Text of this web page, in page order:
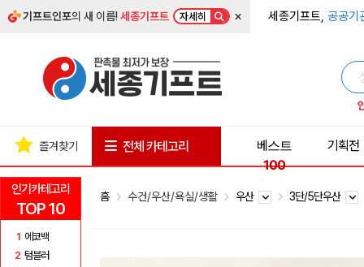
기프트인포의 새 이름!세종기프트 자세히 × 세종기프트, 공공기
인기카테고리
TOP 10
1 에코백
2 텀블러
즐겨찾기 전체 카테고리
베스트
100
기획전
홈 수건/우산/욕실/생활 우산 3단/5단우산